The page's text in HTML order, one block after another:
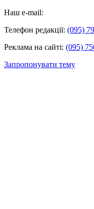
Наш e-mail:
Телефон редакції: (095)
Реклама на сайті: (095)
Запропонувати тему